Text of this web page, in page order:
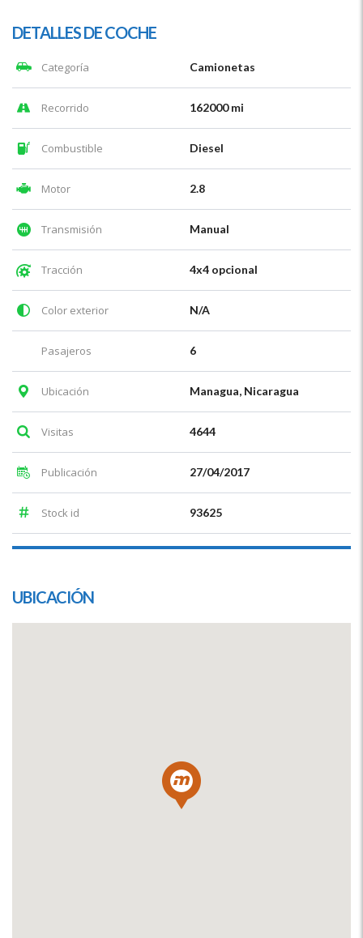
DETALLES DE COCHE
Categoría Camionetas
Recorrido 162000 mi
Combustible Diesel
Motor 2.8
Transmisión Manual
Tracción 4x4 opcional
Color exterior N/A
Pasajeros 6
Ubicación Managua, Nicaragua
Visitas 4644
Publicación 27/04/2017
Stock id 93625
UBICACIÓN